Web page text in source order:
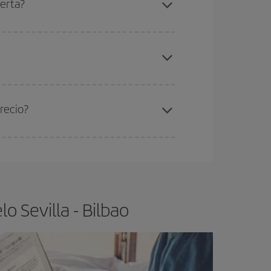
Sevilla - Bilbao